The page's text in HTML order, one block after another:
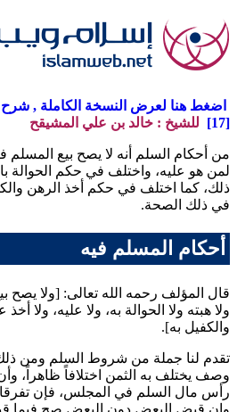
اضغط هنا لعرض النسخة الكاملة , شرح
[17]
للشيخ : خالد بن علي المشيقح
من أحكام السلم أنه لا يصح بيع المسلم
لمن هو عليه، واختلف في حكم الحوالة
ذلك، كما اختلف في حكم أخذ الرهن
في ذلك الصحة.
أحكام المسلم فيه
قال المؤلف رحمه الله تعالى: [ولا يصح
ولا هبته ولا الحوالة به، ولا عليه، ولا
والكفيل به].
تقدم لنا جملة من شروط السلم ومن
وصف يختلف به الثمن اختلافاً ظاهراً،
رأس مال السلم في المجلس، فإن
وإن قبض البعض دون البعض صح فيما